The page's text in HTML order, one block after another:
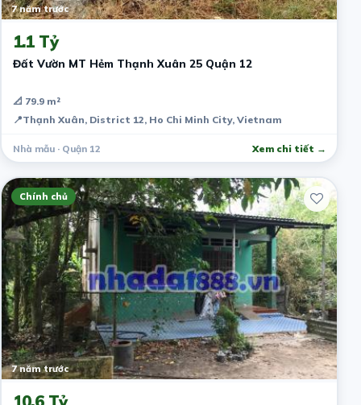
7 năm trước
1.1 Tỷ
Đất Vườn MT Hẻm Thạnh Xuân 25 Quận 12
📐 79.9 m²
📍Thạnh Xuân, District 12, Ho Chi Minh City, Vietnam
Nhà mẫu · Quận 12 Xem chi tiết →
Chính chủ
7 năm trước